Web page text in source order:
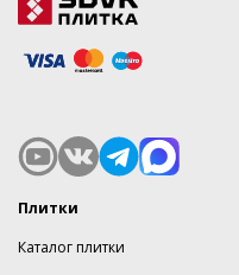
Плитки
Каталог плитки